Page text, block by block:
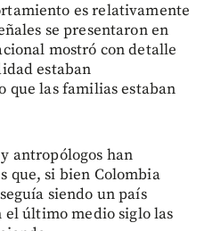
es relativamente
se presentaron en
mostró con detalle
estaban
que las familias estaban
antropólogos han
que, si bien Colombia
siendo un país
último medio siglo las